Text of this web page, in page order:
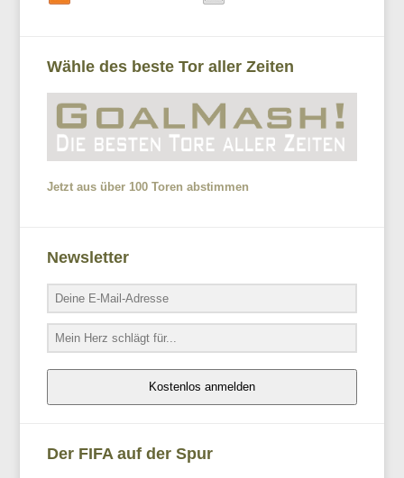
Wähle des beste Tor aller Zeiten
Jetzt aus über 100 Toren abstimmen
Newsletter
Kostenlos anmelden
Der FIFA auf der Spur